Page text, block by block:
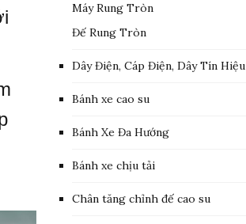
Máy Rung Tròn
Đế Rung Tròn
Dây Điện, Cáp Điện, Dây Tín Hiệu
Bánh xe cao su
Bánh Xe Đa Hướng
Bánh xe chịu tải
Chân tăng chỉnh đế cao su